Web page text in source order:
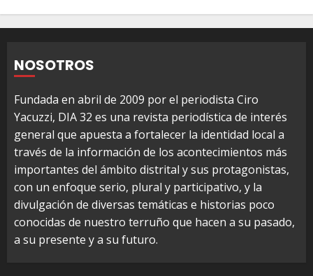
NOSOTROS
Fundada en abril de 2009 por el periodista Ciro
Yacuzzi, DIA 32 es una revista periodística de interés
general que apuesta a fortalecer la identidad local a
través de la información de los acontecimientos más
importantes del ámbito distrital y sus protagonistas,
con un enfoque serio, plural y participativo, y la
divulgación de diversas temáticas e historias poco
conocidas de nuestro terruño que hacen a su pasado,
a su presente y a su futuro.